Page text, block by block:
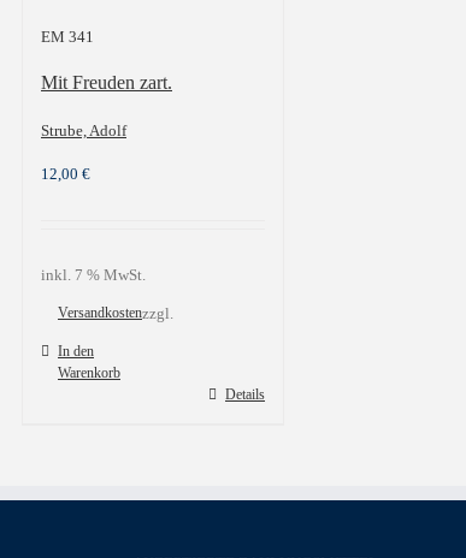
EM 341
Mit Freuden zart.
Strube, Adolf
12,00 €
inkl. 7 % MwSt.
zzgl.
Versandkosten
In den
Warenkorb
Details